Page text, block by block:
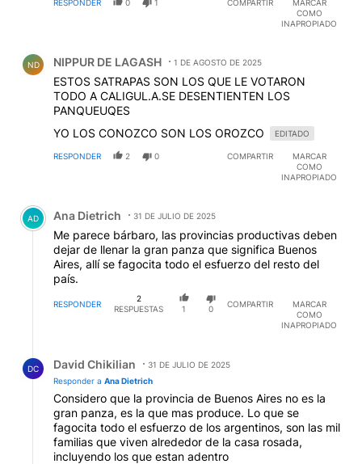
RESPONDER 0 1 COMPARTIR
MARCAR
COMO
INAPROPIADO
ND NIPPUR DE LAGASH 1 DE AGOSTO DE 2025
ESTOS SATRAPAS SON LOS QUE LE VOTARON
TODO A CALIGUL.A.SE DESENTIENTEN LOS
PANQUEUQES
YO LOS CONOZCO SON LOS OROZCO
EDITADO
RESPONDER 2 0 COMPARTIR
MARCAR
COMO
INAPROPIADO
Comentario de Ana Dietrich.
AD Ana Dietrich 31 DE JULIO DE 2025
Me parece bárbaro, las provincias productivas deben
dejar de llenar la gran panza que significa Buenos
Aires, allí se fagocita todo el esfuerzo del resto del
país.
RESPONDER
2
RESPUESTAS
1 0
COMPARTIR
MARCAR
COMO
INAPROPIADO
DC David Chikilian
31 DE JULIO DE 2025
Responder a Ana Dietrich
Considero que la provincia de Buenos Aires no es la
gran panza, es la que mas produce. Lo que se
fagocita todo el esfuerzo de los argentinos, son las mil
familias que viven alrededor de la casa rosada,
incluyendo los que estan adentro